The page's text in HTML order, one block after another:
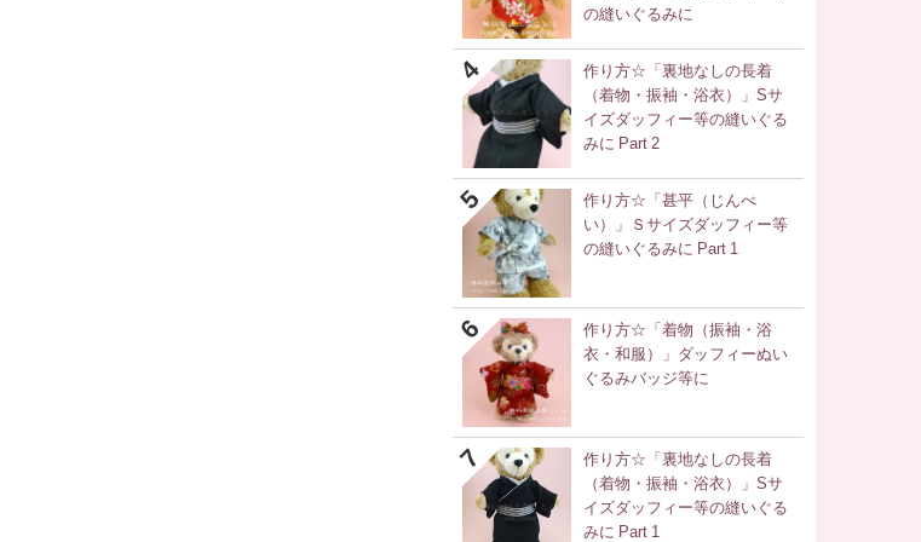
の縫いぐるみに
作り方☆「裏地なしの長着
（着物・振袖・浴衣）」Sサ
イズダッフィー等の縫いぐる
みに Part 2
作り方☆「甚平（じんべ
い）」Ｓサイズダッフィー等
の縫いぐるみに Part 1
作り方☆「着物（振袖・浴
衣・和服）」ダッフィーぬい
ぐるみバッジ等に
作り方☆「裏地なしの長着
（着物・振袖・浴衣）」Sサ
イズダッフィー等の縫いぐる
みに Part 1